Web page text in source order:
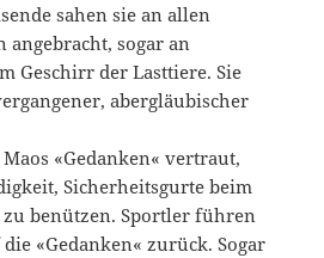
sahen sie an allen
angebracht, sogar an
Geschirr der Lasttiere. Sie
abergläubischer
«Gedanken« vertraut,
Sicherheitsgurte beim
benützen. Sportler führen
«Gedanken« zurück. Sogar